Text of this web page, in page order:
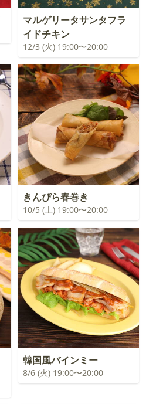
マルゲリータサンタフラ
イドチキン
12/3 (火) 19:00〜20:00
きんぴら春巻き
10/5 (土) 19:00〜20:00
韓国風バインミー
8/6 (火) 19:00〜20:00